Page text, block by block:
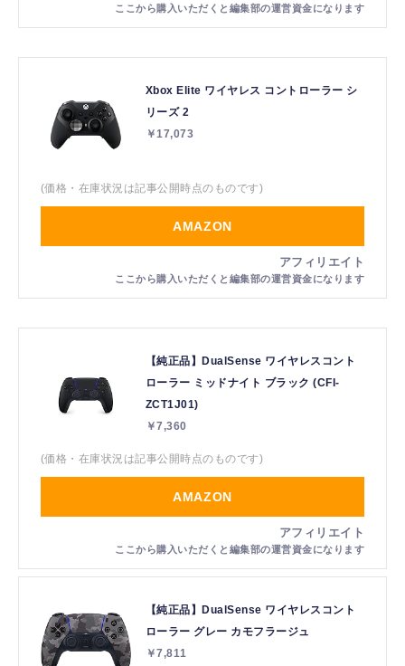
Xbox Elite ワイヤレス コントローラー シ
リーズ 2
￥17,073
(価格・在庫状況は記事公開時点のものです)
AMAZON
【純正品】DualSense ワイヤレスコント
ローラー ミッドナイト ブラック (CFI-
ZCT1J01)
￥7,360
(価格・在庫状況は記事公開時点のものです)
AMAZON
【純正品】DualSense ワイヤレスコント
ローラー グレー カモフラージュ
￥7,811